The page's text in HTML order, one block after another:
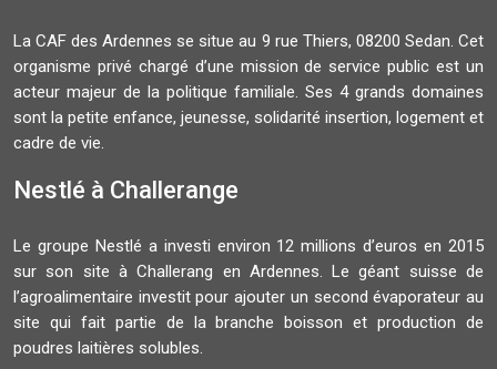
La CAF des Ardennes se situe au 9 rue Thiers, 08200 Sedan. Cet
organisme privé chargé d’une mission de service public est un
acteur majeur de la politique familiale. Ses 4 grands domaines
sont la petite enfance, jeunesse, solidarité insertion, logement et
cadre de vie.
Nestlé à Challerange
Le groupe Nestlé a investi environ 12 millions d’euros en 2015
sur son site à Challerang en Ardennes. Le géant suisse de
l’agroalimentaire investit pour ajouter un second évaporateur au
site qui fait partie de la branche boisson et production de
poudres laitières solubles.